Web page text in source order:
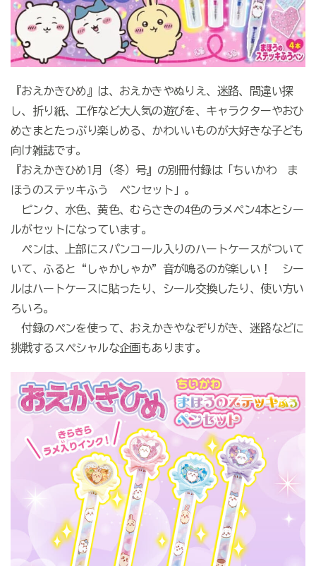
『おえかきひめ』は、おえかきやぬりえ、迷路、間違い探
し、折り紙、工作など大人気の遊びを、キャラクターやおひ
めさまとたっぷり楽しめる、かわいいものが大好きな子ども
向け雑誌です。
『おえかきひめ1月（冬）号』の別冊付録は「ちいかわ ま
ほうのステッキふう ペンセット」。
ピンク、水色、黄色、むらさきの4色のラメペン4本とシー
ルがセットになっています。
ペンは、上部にスパンコール入りのハートケースがついて
いて、ふると“しゃかしゃか”音が鳴るのが楽しい！ シー
ルはハートケースに貼ったり、シール交換したり、使い方い
ろいろ。
付録のペンを使って、おえかきやなぞりがき、迷路などに
挑戦するスペシャルな企画もあります。